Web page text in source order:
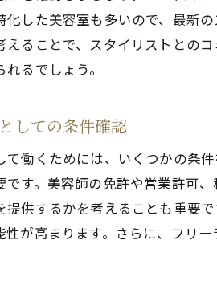
フリ
将
化した美容室も多いので、最新
えることで、スタイリストとの
るでしょう。
しての条件確認
て働くためには、いくつかの条
です。美容師の免許や営業許可
提供するかを考えることも重要
性が高まります。さらに、フリ